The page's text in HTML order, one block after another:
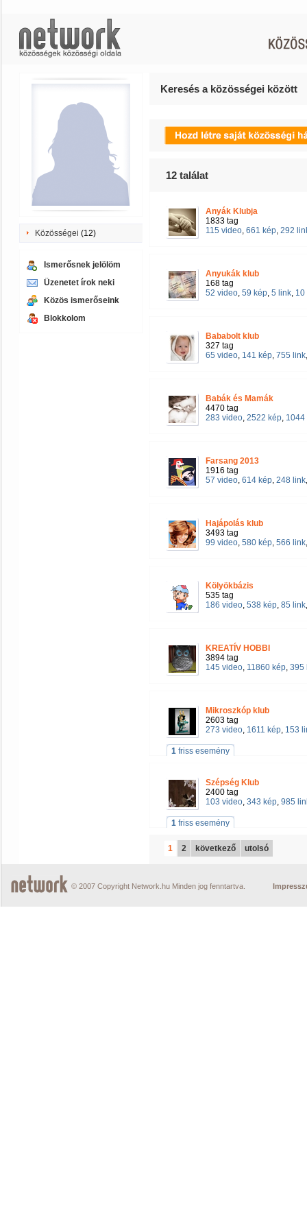
Közösségei (12)
Ismerősnek jelölöm
Üzenetet írok neki
Közös ismerőseink
Blokkolom
Keresés a közösségei között
12 találat
Anyák Klubja
1833 tag
115 video, 661 kép, 292
Anyukák klub
168 tag
52 video, 59 kép, 5 link, 10
Bababolt klub
327 tag
65 video, 141 kép, 755 link
Babák és Mamák
4470 tag
283 video, 2522 kép, 1044
Farsang 2013
1916 tag
57 video, 614 kép, 248 link
Hajápolás klub
3493 tag
99 video, 580 kép, 566 link
Kölyökbázis
535 tag
186 video, 538 kép, 85 link
KREATÍV HOBBI
3894 tag
145 video, 11860 kép, 395
Mikroszkóp klub
2603 tag
273 video, 1611 kép, 153
1 friss esemény
Szépség Klub
2400 tag
103 video, 343 kép, 985
1 friss esemény
1 2 következő utolsó
© 2007 Copyright Network.hu Minden jog fenntartva.